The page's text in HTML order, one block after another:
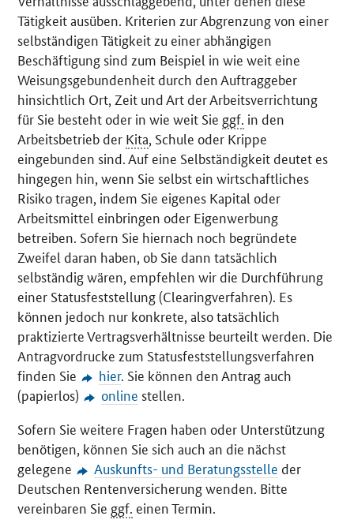
Tätigkeit ausüben. Kriterien zur Abgrenzung von einer
selbständigen Tätigkeit zu einer abhängigen
Beschäftigung sind zum Beispiel in wie weit eine
Weisungsgebundenheit durch den Auftraggeber
hinsichtlich Ort, Zeit und Art der Arbeitsverrichtung
für Sie besteht oder in wie weit Sie ggf. in den
Arbeitsbetrieb der Kita, Schule oder Krippe
eingebunden sind. Auf eine Selbständigkeit deutet es
hingegen hin, wenn Sie selbst ein wirtschaftliches
Risiko tragen, indem Sie eigenes Kapital oder
Arbeitsmittel einbringen oder Eigenwerbung
betreiben. Sofern Sie hiernach noch begründete
Zweifel daran haben, ob Sie dann tatsächlich
selbständig wären, empfehlen wir die Durchführung
einer Statusfeststellung (Clearingverfahren). Es
können jedoch nur konkrete, also tatsächlich
praktizierte Vertragsverhältnisse beurteilt werden. Die
Antragvordrucke zum Statusfeststellungsverfahren
finden Sie
hier. Sie können den Antrag auch
(papierlos)
online stellen.
Sofern Sie weitere Fragen haben oder Unterstützung
benötigen, können Sie sich auch an die nächst
gelegene
Auskunfts- und Beratungsstelle der
Deutschen Rentenversicherung wenden. Bitte
vereinbaren Sie ggf. einen Termin.